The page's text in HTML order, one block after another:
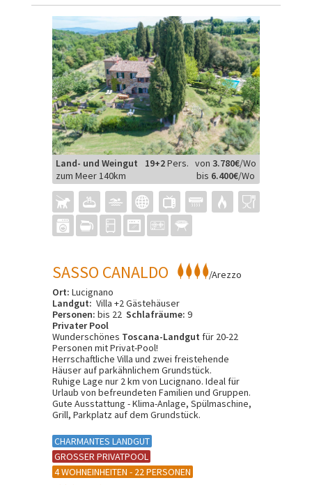
Land- und Weingut 19+2Pers. von 3.780€/Wo
bis 6.400€/Wo
zum Meer 140km
SASSO CANALDO
/Arezzo
Ort: Lucignano
Landgut: Villa +2 Gästehäuser
Personen: bis 22 Schlafräume: 9
Privater Pool
Wunderschönes Toscana-Landgut für 20-22
Personen mit Privat-Pool!
Herrschaftliche Villa und zwei freistehende
Häuser auf parkähnlichem Grundstück.
Ruhige Lage nur 2 km von Lucignano. Ideal für
Urlaub von befreundeten Familien und Gruppen.
Gute Ausstattung - Klima-Anlage, Spülmaschine,
Grill, Parkplatz auf dem Grundstück.
CHARMANTES LANDGUT
GROSSER PRIVATPOOL
4 WOHNEINHEITEN - 22 PERSONEN